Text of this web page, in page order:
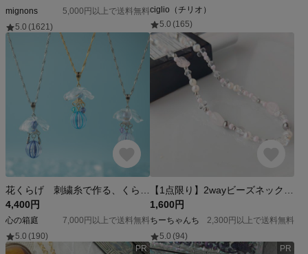
mignons
5,000円以上で送料無料
5.0 (1621)
ciglio（チリオ）
5.0 (165)
4,400円
心の箱庭
7,000円以上で送料無料
5.0 (190)
1,600円
ちーちゃんち
2,300円以上で送料無料
5.0 (94)
PR
PR